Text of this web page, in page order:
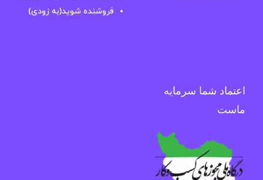
فروشنده شوید(به زودی)
اعتماد شما سرمایه
ماست